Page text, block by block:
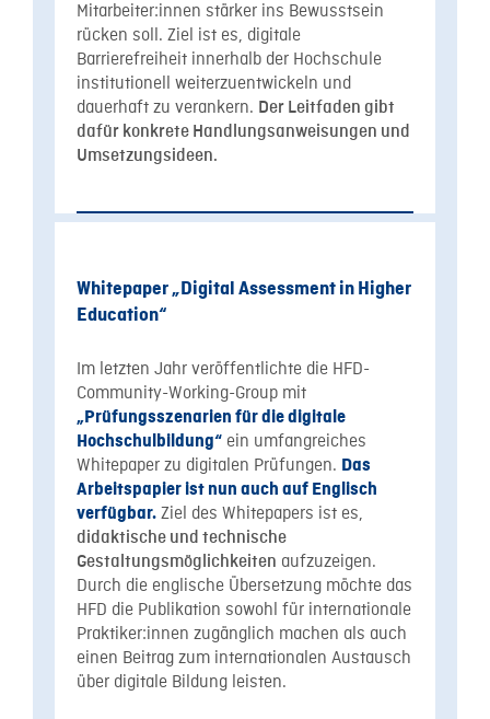
Mitarbeiter:innen stärker ins Bewusstsein
rücken soll. Ziel ist es, digitale
Barrierefreiheit innerhalb der Hochschule
institutionell weiterzuentwickeln und
dauerhaft zu verankern. Der Leitfaden gibt
dafür konkrete Handlungsanweisungen und
Umsetzungsideen.
Whitepaper „Digital Assessment in Higher
Education“
Im letzten Jahr veröffentlichte die HFD-
Community-Working-Group mit
„Prüfungsszenarien für die digitale
Hochschulbildung“ ein umfangreiches
Whitepaper zu digitalen Prüfungen. Das
Arbeitspapier ist nun auch auf Englisch
verfügbar. Ziel des Whitepapers ist es,
didaktische und technische
Gestaltungsmöglichkeiten aufzuzeigen.
Durch die englische Übersetzung möchte das
HFD die Publikation sowohl für internationale
Praktiker:innen zugänglich machen als auch
einen Beitrag zum internationalen Austausch
über digitale Bildung leisten.